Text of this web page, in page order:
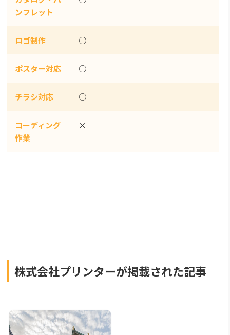
ンフレット
ロゴ制作 ○
ポスター対応 ○
チラシ対応 ○
コーディング
作業
×
株式会社プリンターが掲載された記事